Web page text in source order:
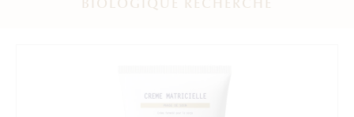
BIOLOGIQUE RECHERCHE